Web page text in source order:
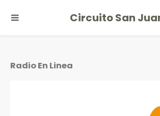
Circuito San
Radio En Linea